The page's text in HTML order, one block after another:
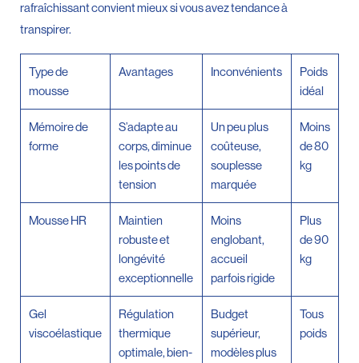
rafraîchissant convient mieux si vous avez tendance à
transpirer.
Type de
mousse
Avantages Inconvénients
Poids
idéal
Mémoire de
forme
S’adapte au
corps, diminue
les points de
tension
Un peu plus
coûteuse,
souplesse
marquée
Moins
de 80
kg
Mousse HR
Maintien
robuste et
longévité
exceptionnelle
Moins
englobant,
accueil
parfois rigide
Plus
de 90
kg
Gel
viscoélastique
Régulation
thermique
optimale, bien-
Budget
supérieur,
modèles plus
Tous
poids